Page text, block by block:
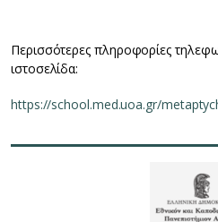
Περισσότερες πληροφορίες
ιστοσελίδα:
https://school.med.uoa.gr/